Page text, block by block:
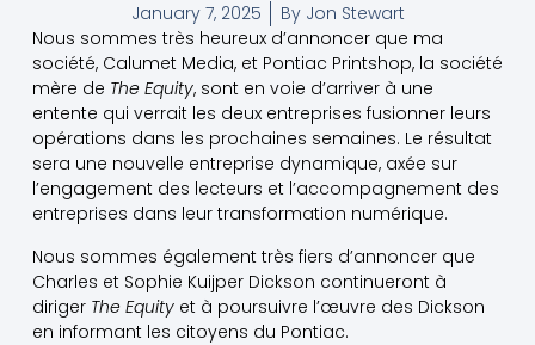
January 7, 2025 ByJon Stewart
Nous sommes très heureux d’annoncer que ma
société, Calumet Media, et Pontiac Printshop, la société
mère de The Equity, sont en voie d’arriver à une
entente qui verrait les deux entreprises fusionner leurs
opérations dans les prochaines semaines. Le résultat
sera une nouvelle entreprise dynamique, axée sur
l’engagement des lecteurs et l’accompagnement des
entreprises dans leur transformation numérique.
Nous sommes également très fiers d’annoncer que
Charles et Sophie Kuijper Dickson continueront à
diriger The Equityet à poursuivre l’œuvre des Dickson
en informant les citoyens du Pontiac.